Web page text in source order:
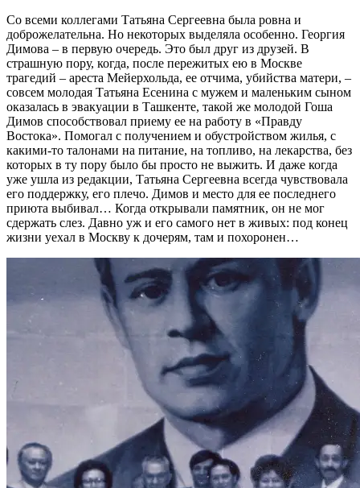
Со всеми коллегами Татьяна Сергеевна была ровна и
доброжелательна. Но некоторых выделяла особенно. Георгия
Димова – в первую очередь. Это был друг из друзей. В
страшную пору, когда, после пережитых ею в Москве
трагедий – ареста Мейерхольда, ее отчима, убийства матери, –
совсем молодая Татьяна Есенина с мужем и маленьким сыном
оказалась в эвакуации в Ташкенте, такой же молодой Гоша
Димов способствовал приему ее на работу в «Правду
Востока». Помогал с получением и обустройством жилья, с
какими-то талонами на питание, на топливо, на лекарства, без
которых в ту пору было бы просто не выжить. И даже когда
уже ушла из редакции, Татьяна Сергеевна всегда чувствовала
его поддержку, его плечо. Димов и место для ее последнего
приюта выбивал… Когда открывали памятник, он не мог
сдержать слез. Давно уж и его самого нет в живых: под конец
жизни уехал в Москву к дочерям, там и похоронен…